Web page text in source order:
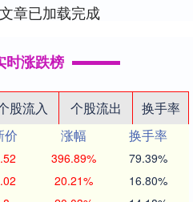
章已加载完成
时涨跌榜
股流入 个股流出
换手率
价 涨幅
换手率
396.89% 79.39%
20.21% 16.80%